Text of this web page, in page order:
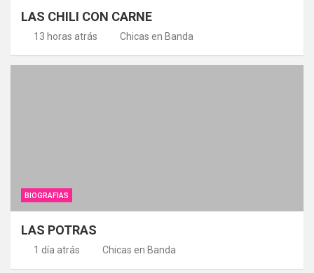
LAS CHILI CON CARNE
13 horas atrás Chicas en Banda
BIOGRAFIAS
LAS POTRAS
1 día atrás Chicas en Banda